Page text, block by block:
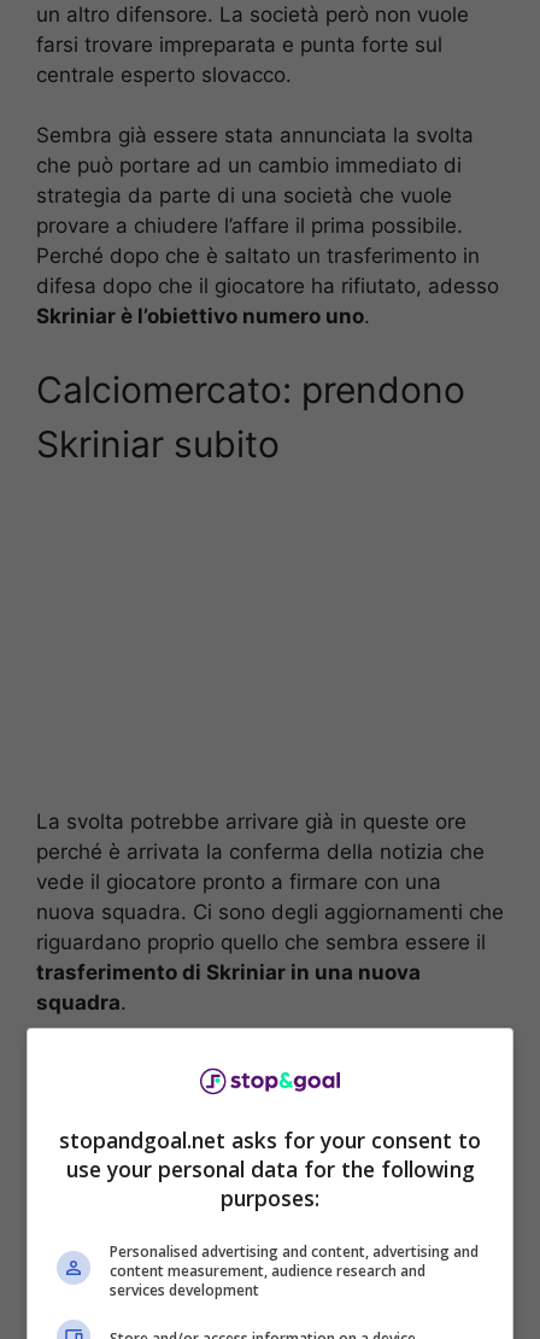
un altro difensore. La società però non vuole
farsi trovare impreparata e punta forte sul
centrale esperto slovacco.
Sembra già essere stata annunciata la svolta
che può portare ad un cambio immediato di
strategia da parte di una società che vuole
provare a chiudere l’affare il prima possibile.
Perché dopo che è saltato un trasferimento in
difesa dopo che il giocatore ha rifiutato, adesso
Skriniar è l’obiettivo numero uno.
Calciomercato: prendono
Skriniar subito
La svolta potrebbe arrivare già in queste ore
perché è arrivata la conferma della notizia che
vede il giocatore pronto a firmare con una
nuova squadra. Ci sono degli aggiornamenti che
riguardano proprio quello che sembra essere il
trasferimento di Skriniar in una nuova
squadra.
stopandgoal.net asks for your consent to
use your personal data for the following
purposes:
Personalised advertising and content, advertising and
content measurement, audience research and
services development